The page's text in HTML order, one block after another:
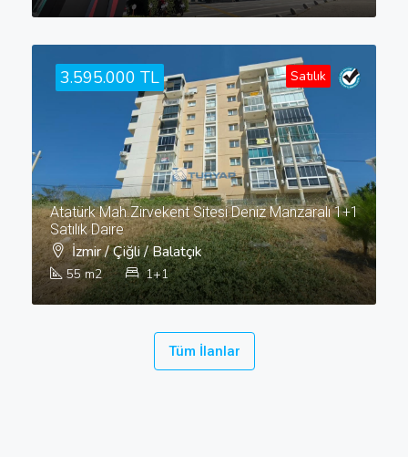
3.595.000 TL Satılık
Atatürk Mah.Zirvekent Sitesi Deniz Manzaralı 1+1
Satılık Daire
55 m2 1+1
İzmir / Çiğli / Balatçık
Tüm İlanlar